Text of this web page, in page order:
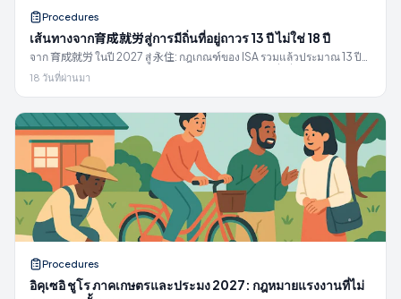
Procedures
เส้นทางจาก育成就労สู่การมีถิ่นที่อยู่ถาวร 13 ปี ไม่ใช่ 18 ปี
จาก 育成就労 ในปี 2027 สู่ 永住: กฎเกณฑ์ของ ISA รวมแล้วประมาณ 13 ปี
ไม่ใช่ 18 ปี บันได การทดสอบ 10 ปีและ 5 ปี และอะไรคือสิ่งที่ขัดขวางคนส่วน
ใหญ่
18 วันที่ผ่านมา
Procedures
อิคุเซอิ ชูโร ภาคเกษตรและประมง 2027: กฎหมายแรงงานที่ไม่